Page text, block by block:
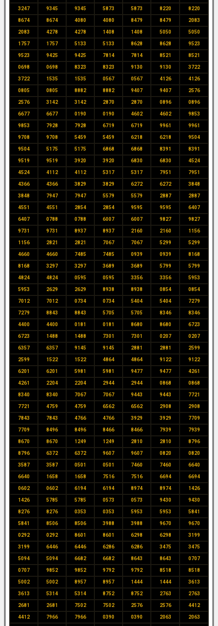
3247 9345 9345 5873 5873 8220 8220
8674 8674 4080 4080 8479 8479 2083
2083 4278 4278 1408 1408 5050 5050
1757 1757 5133 5133 8628 8628 9523
9523 9425 9425 7814 7814 8521 8521
0698 0698 8323 8323 9130 9130 3722
3722 1535 1535 0567 0567 4126 4126
0805 0805 8882 8882 9407 9407 2576
2576 3142 3142 2870 2870 0896 0896
6677 6677 0190 0190 4602 4602 9853
9853 7928 7928 6719 6719 9961 9961
9708 9708 5459 5459 6218 6218 9504
9504 5175 5175 6868 6868 8391 8391
9519 9519 3920 3920 6830 6830 4524
4524 4112 4112 5317 5317 7951 7951
4366 4366 3829 3829 6272 6272 3848
3848 7947 7947 5579 5579 2887 2887
4551 4551 2854 2854 9595 9595 6407
6407 0788 0788 6007 6007 9827 9827
9731 9731 8937 8937 2160 2160 1156
1156 2821 2821 7067 7067 5299 5299
4660 4660 7485 7485 0939 0939 8168
8168 3297 3297 3689 3689 5799 5799
4824 4824 0595 0595 3356 3356 5953
5953 2629 2629 8938 8938 0854 0854
7012 7012 0734 0734 5404 5404 7279
7279 8843 8843 5705 5705 8346 8346
4400 4400 0181 0181 8680 8680 6723
6723 1488 1488 7301 7301 0207 0207
6357 6357 9145 9145 2881 2881 2599
2599 1522 1522 4864 4864 9122 9122
6201 6201 5981 5981 9477 9477 4261
4261 2204 2204 2944 2944 0868 0868
8340 8340 7067 7067 9443 9443 7721
7721 4759 4759 6562 6562 2908 2908
7843 7843 4766 4766 3929 3929 7709
7709 8496 8496 8466 8466 7939 7939
8670 8670 1249 1249 2810 2810 8796
8796 6372 6372 9607 9607 0820 0820
3587 3587 0501 0501 7460 7460 6640
6640 1658 1658 7516 7516 6694 6694
0602 0602 6194 6194 8974 8974 1426
1426 5785 5785 0573 0573 9430 9430
8276 8276 0353 0353 5953 5953 5841
5841 8506 8506 3988 3988 9670 9670
0292 0292 8601 8601 6298 6298 3199
3199 6446 6446 6286 6286 3475 3475
5094 5094 6682 6682 8643 8643 0707
0707 9852 9852 9792 9792 8518 8518
5002 5002 8957 8957 1444 1444 3613
3613 5314 5314 8752 8752 2763 2763
2681 2681 7502 7502 2576 2576 4412
4412 7966 7966 0390 0390 2063 2063